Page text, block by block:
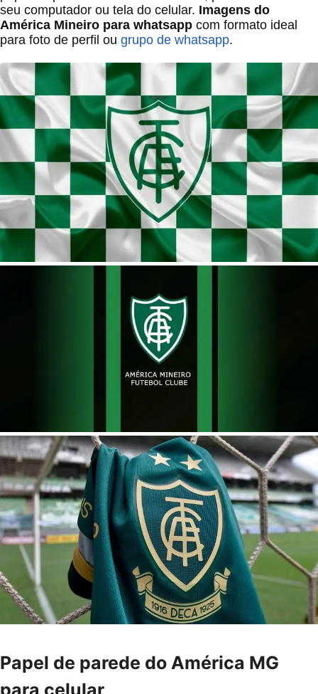
seu computador ou tela do celular. Imagens do
América Mineiro para whatsapp com formato ideal
para foto de perfil ou grupo de whatsapp.
Papel de parede do América MG
para celular